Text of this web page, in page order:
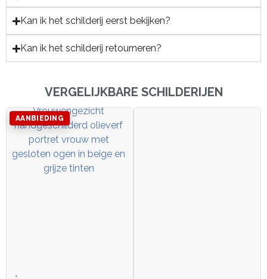
Kan ik het schilderij eerst bekijken?
Kan ik het schilderij retourneren?
VERGELIJKBARE SCHILDERIJEN
AANBIEDING